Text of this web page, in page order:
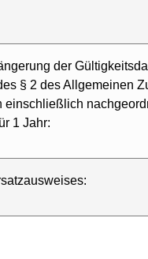
der
§ 2 des Allgemeinen
einschließlich
1 Jahr: